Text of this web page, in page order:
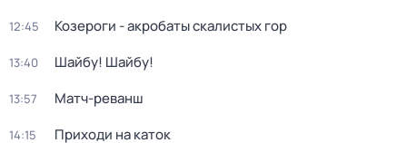
12:45 Козероги - акробаты скалистых гор
13:40 Шайбу! Шайбу!
13:57 Матч-реванш
14:15 Приходи на каток